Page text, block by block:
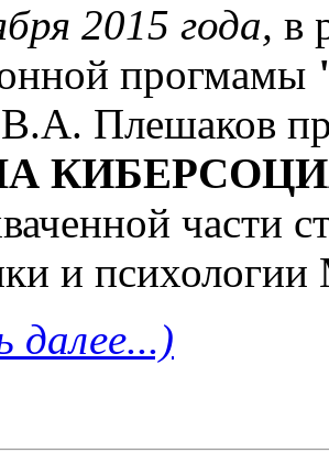
2015 года, в
прогмамы
Плешаков
части
и